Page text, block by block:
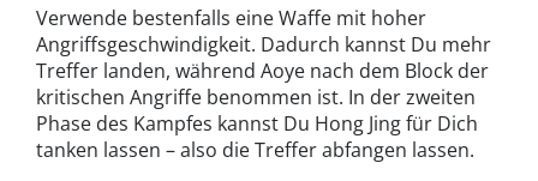
Verwende bestenfalls eine Waffe mit hoher
Angriffsgeschwindigkeit. Dadurch kannst Du mehr
Treffer landen, während Aoye nach dem Block der
kritischen Angriffe benommen ist. In der zweiten
Phase des Kampfes kannst Du Hong Jing für Dich
tanken lassen – also die Treffer abfangen lassen.